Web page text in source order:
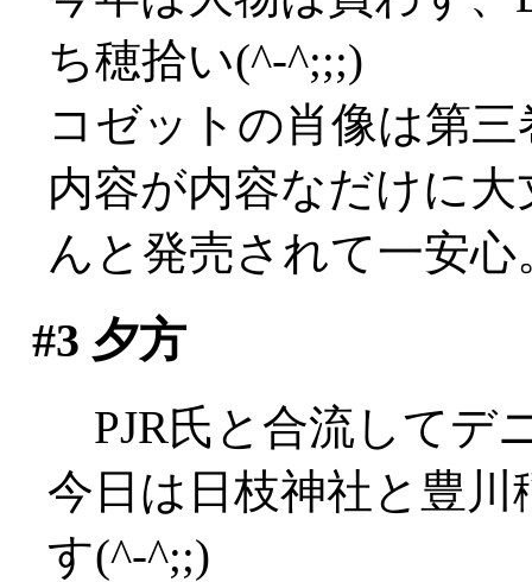
ち穂拾い(^-^;;;)
コゼットの肖像は第
内容が内容なだけに
んと発売されて一安心
#3 夕方
PJR氏と合流してデ
今日は日枝神社と豊
す(^-^;;)